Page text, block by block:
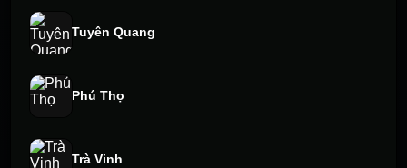
Tuyên Quang
Phú Thọ
Trà Vinh